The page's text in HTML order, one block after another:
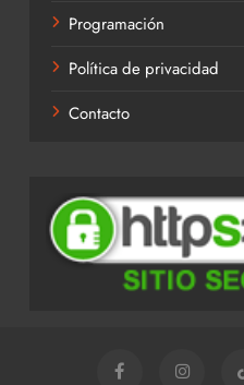
Programación
Política de privacidad
Contacto